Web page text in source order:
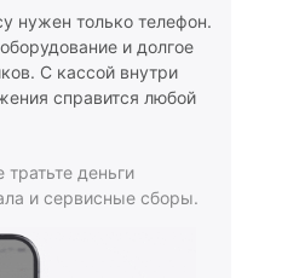
деньги
и сервисные сборы.
нужен только телефон.
и долгое
С кассой внутри
справится любой